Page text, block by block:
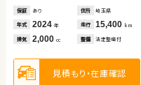
保証 あり 住所 埼玉県
年式 2024 年 走行 15,400 km
排気 2,000 cc 整備 法定整備付
見積もり・在庫確認
保証 あり 住所 愛知県
年式 2018 年 走行 117,400km
排気 1,500 cc 整備 法定整備付
見積もり・在庫確認
保証 なし 住所 福島県
年式 2012 年 走行 67,900 km
排気 660cc 整備 なし
見積もり・在庫確認